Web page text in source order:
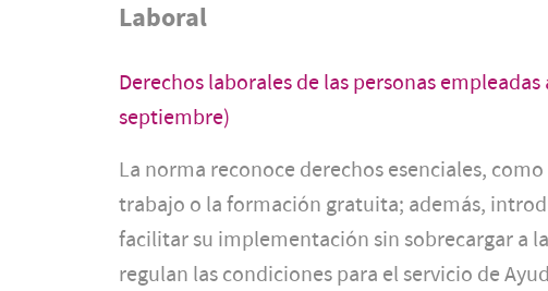
Laboral
Derechos laborales de las personas
septiembre)
La norma reconoce derechos esenciales,
trabajo o la formación gratuita; además,
facilitar su implementación sin sobrecargar a
regulan las condiciones para el servicio de